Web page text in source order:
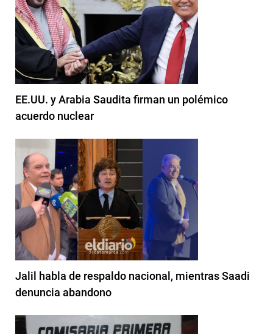
EE.UU. y Arabia Saudita firman un polémico
acuerdo nuclear
Jalil habla de respaldo nacional, mientras Saadi
denuncia abandono